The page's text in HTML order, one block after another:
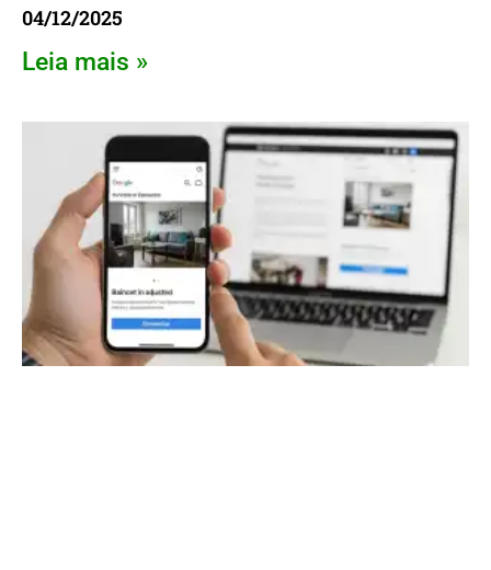
04/12/2025
Leia mais »